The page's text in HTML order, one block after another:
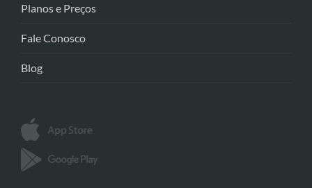
Planos e Preços
Fale Conosco
Blog